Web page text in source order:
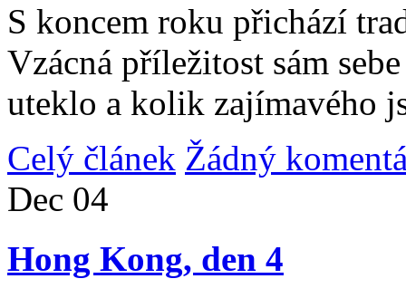
S koncem roku přichází
Vzácná příležitost sám
uteklo a kolik zajímavého
Celý článek Žádný
Dec 04
Hong Kong, den 4